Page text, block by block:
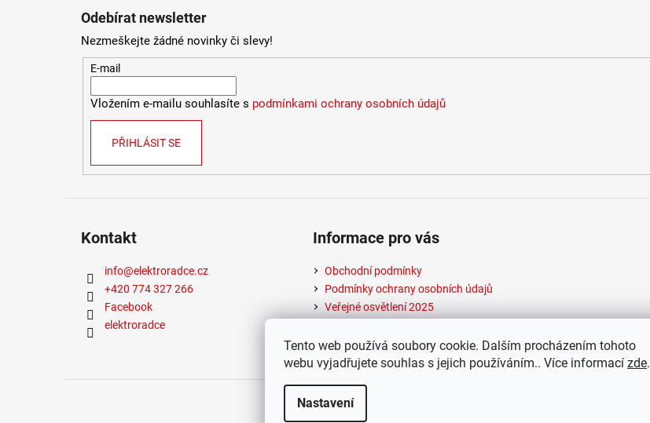
Tento web používá soubory cookie. Dalším procházením tohoto
webu vyjadřujete souhlas s jejich používáním.. Více informací zde.
Nastavení
Odebírat newsletter
Nezmeškejte žádné novinky či slevy!
E-mail
Vložením e-mailu souhlasíte s podmínkami ochrany osobních údajů
PŘIHLÁSIT SE
Kontakt
info@elektroradce.cz
+420 774 327 266
Facebook
elektroradce
Informace pro vás
Obchodní podmínky
Podmínky ochrany osobních údajů
Veřejné osvětlení 2025